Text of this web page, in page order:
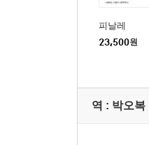
피날레
23,500원
역 : 박오복